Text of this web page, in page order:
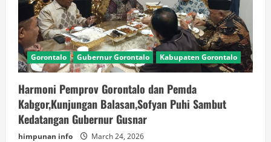
Gorontalo Gubernur Gorontalo Kabupaten Gorontalo
Harmoni Pemprov Gorontalo dan Pemda
Kabgor,Kunjungan Balasan,Sofyan Puhi Sambut
Kedatangan Gubernur Gusnar
himpunan info March 24, 2026